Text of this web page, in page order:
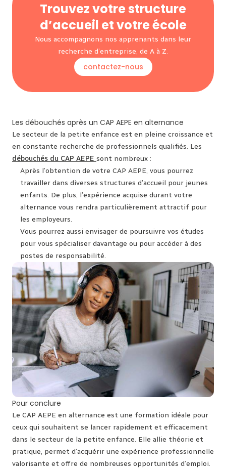
Trouvez votre structure
d’accueil et votre école
Nous accompagnons nos apprenants dans leur
recherche d’entreprise, de A à Z.
contactez-nous
Les débouchés après un CAP AEPE en alternance
Le secteur de la petite enfance est en pleine croissance et
en constante recherche de professionnels qualifiés. Les
débouchés du CAP AEPE sont nombreux :
Après l’obtention de votre CAP AEPE, vous pourrez
travailler dans diverses structures d’accueil pour jeunes
enfants. De plus, l’expérience acquise durant votre
alternance vous rendra particulièrement attractif pour
les employeurs.
Vous pourrez aussi envisager de poursuivre vos études
pour vous spécialiser davantage ou pour accéder à des
postes de responsabilité.
Pour conclure
Le CAP AEPE en alternance est une formation idéale pour
ceux qui souhaitent se lancer rapidement et efficacement
dans le secteur de la petite enfance. Elle allie théorie et
pratique, permet d’acquérir une expérience professionnelle
valorisante et offre de nombreuses opportunités d’emploi.